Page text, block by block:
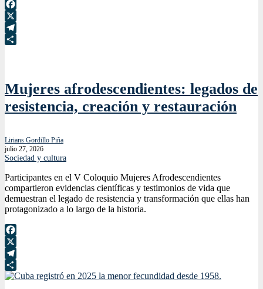
Facebook
X
Telegram
Mujeres afrodescendientes: legados de
resistencia, creación y restauración
Lirians Gordillo Piña
julio 27, 2026
Sociedad y cultura
Participantes en el V Coloquio Mujeres Afrodescendientes
compartieron evidencias científicas y testimonios de vida que
demuestran el legado de resistencia y transformación que ellas han
protagonizado a lo largo de la historia.
Facebook
X
Telegram
Compartir